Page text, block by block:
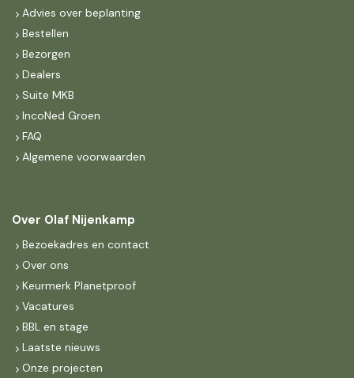
Advies over beplanting
Bestellen
Bezorgen
Dealers
Suite MKB
IncoNed Groen
FAQ
Algemene voorwaarden
Over Olaf Nijenkamp
Bezoekadres en contact
Over ons
Keurmerk Planetproof
Vacatures
BBL en stage
Laatste nieuws
Onze projecten